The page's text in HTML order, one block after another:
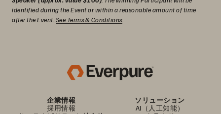
identified during the Event or within a reasonable amount of time
after the Event. See Terms & Conditions.
企業情報
採用情報
ソリューション
AI（人工知能）